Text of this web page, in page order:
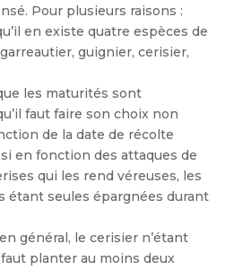
Pour plusieurs raisons :
en existe quatre espèces de
guignier, cerisier,
les maturités sont
faut faire son choix non
de la date de récolte
en fonction des attaques de
qui les rend véreuses, les
étant seules épargnées durant
général, le cerisier n’étant
planter au moins deux